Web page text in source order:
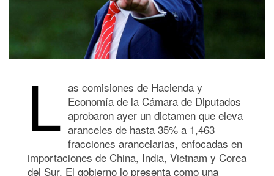
L as comisiones de Hacienda y
Economía de la Cámara de Diputados
aprobaron ayer un dictamen que eleva
aranceles de hasta 35% a 1,463
fracciones arancelarias, enfocadas en
importaciones de China, India, Vietnam y Corea
del Sur. El gobierno lo presenta como una